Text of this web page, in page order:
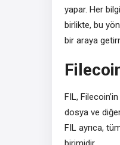
yapar. Her
birlikte, bu
bir araya
FIL,
dosya ve
FIL ayrıca,